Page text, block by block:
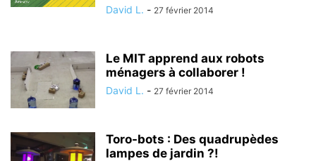
David L. - 27 février 2014
Le MIT apprend aux robots
ménagers à collaborer !
David L. - 27 février 2014
Toro-bots : Des quadrupèdes
lampes de jardin ?!